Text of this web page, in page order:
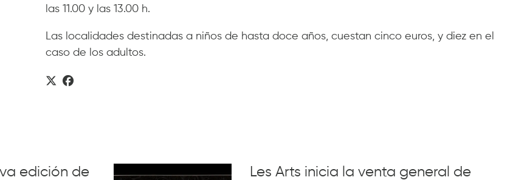
las 11.00 y las 13.00 h.
Las localidades destinadas a niños de hasta doce años, cuestan cinco euros, y diez en el
caso de los adultos.
edición de
Les Arts inicia la venta general de